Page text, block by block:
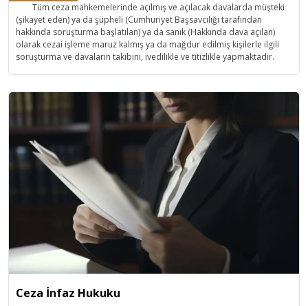
Tüm ceza mahkemelerinde açılmış ve açılacak davalarda müşteki
(şikayet eden) ya da şüpheli (Cumhuriyet Başsavcılığı tarafından
hakkında soruşturma başlatılan) ya da sanık (Hakkında dava açılan)
olarak cezai işleme maruz kalmış ya da mağdur edilmiş kişilerle ilgili
soruşturma ve davaların takibini, ivedilikle ve titizlikle yapmaktadır.
Ceza İnfaz Hukuku